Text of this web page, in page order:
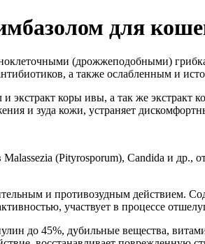
для
(дрожжеподобными)
а также ослабленным и
коры ивы, а так же экстракт
и зуда кожи, устраняет
(Pityrosporum), Candida и др.,
и противозудным действием.
участвует в процессе
до 45%, дубильные вещества,